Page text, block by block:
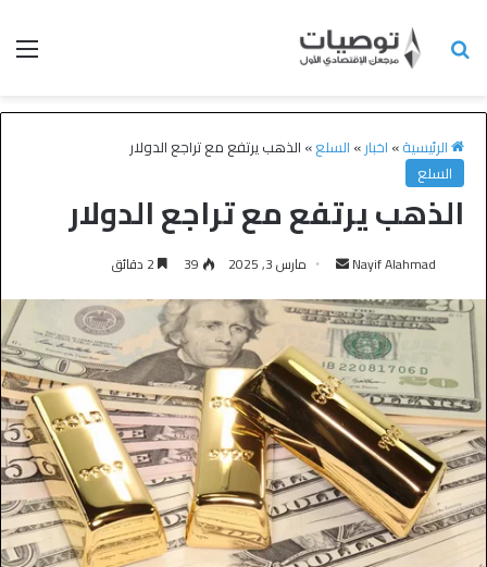
الرئيسية» اخبار» السلع» الذهب يرتفع مع تراجع الدولار
السلع
الذهب يرتفع مع تراجع الدولار
Nayif Alahmad مارس 3, 2025 39